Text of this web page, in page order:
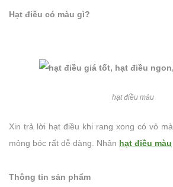
Hạt điều có màu gì?
hạt điều màu
Xin trả lời hạt điều khi rang xong có vỏ
mỏng bóc rất dễ dàng. Nhân hạt điều màu
Thông tin sản phẩm